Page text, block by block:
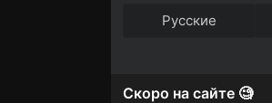
Русские
Скоро на сайте 🧐